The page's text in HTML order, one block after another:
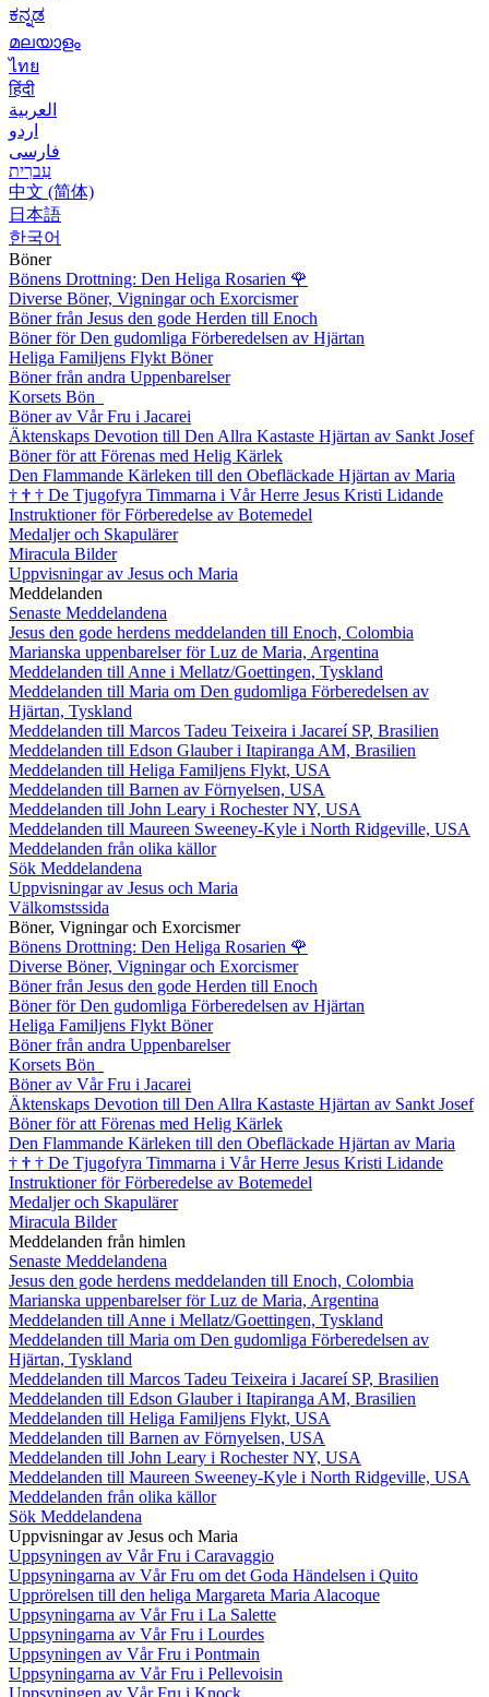
ಕನ್ನಡ
മലയാളം
ไทย
हिंदी
العربية
اردو
فارسی
עִברִית
中文 (简体)
日本語
한국어
Böner
Bönens Drottning: Den Heliga Rosarien 🌹
Diverse Böner, Vigningar och Exorcismer
Böner från Jesus den gode Herden till Enoch
Böner för Den gudomliga Förberedelsen av Hjärtan
Heliga Familjens Flykt Böner
Böner från andra Uppenbarelser
Korsets Bön
Böner av Vår Fru i Jacarei
Äktenskaps Devotion till Den Allra Kastaste Hjärtan av Sankt Josef
Böner för att Förenas med Helig Kärlek
Den Flammande Kärleken till den Obefläckade Hjärtan av Maria
† † † De Tjugofyra Timmarna i Vår Herre Jesus Kristi Lidande
Instruktioner för Förberedelse av Botemedel
Medaljer och Skapulärer
Miracula Bilder
Uppvisningar av Jesus och Maria
Meddelanden
Senaste Meddelandena
Jesus den gode herdens meddelanden till Enoch, Colombia
Marianska uppenbarelser för Luz de Maria, Argentina
Meddelanden till Anne i Mellatz/Goettingen, Tyskland
Meddelanden till Maria om Den gudomliga Förberedelsen av
Hjärtan, Tyskland
Meddelanden till Marcos Tadeu Teixeira i Jacareí SP, Brasilien
Meddelanden till Edson Glauber i Itapiranga AM, Brasilien
Meddelanden till Heliga Familjens Flykt, USA
Meddelanden till Barnen av Förnyelsen, USA
Meddelanden till John Leary i Rochester NY, USA
Meddelanden till Maureen Sweeney-Kyle i North Ridgeville, USA
Meddelanden från olika källor
Sök Meddelandena
Uppvisningar av Jesus och Maria
Välkomstssida
Böner, Vigningar och Exorcismer
Bönens Drottning: Den Heliga Rosarien 🌹
Diverse Böner, Vigningar och Exorcismer
Böner från Jesus den gode Herden till Enoch
Böner för Den gudomliga Förberedelsen av Hjärtan
Heliga Familjens Flykt Böner
Böner från andra Uppenbarelser
Korsets Bön
Böner av Vår Fru i Jacarei
Äktenskaps Devotion till Den Allra Kastaste Hjärtan av Sankt Josef
Böner för att Förenas med Helig Kärlek
Den Flammande Kärleken till den Obefläckade Hjärtan av Maria
† † † De Tjugofyra Timmarna i Vår Herre Jesus Kristi Lidande
Instruktioner för Förberedelse av Botemedel
Medaljer och Skapulärer
Miracula Bilder
Meddelanden från himlen
Senaste Meddelandena
Jesus den gode herdens meddelanden till Enoch, Colombia
Marianska uppenbarelser för Luz de Maria, Argentina
Meddelanden till Anne i Mellatz/Goettingen, Tyskland
Meddelanden till Maria om Den gudomliga Förberedelsen av
Hjärtan, Tyskland
Meddelanden till Marcos Tadeu Teixeira i Jacareí SP, Brasilien
Meddelanden till Edson Glauber i Itapiranga AM, Brasilien
Meddelanden till Heliga Familjens Flykt, USA
Meddelanden till Barnen av Förnyelsen, USA
Meddelanden till John Leary i Rochester NY, USA
Meddelanden till Maureen Sweeney-Kyle i North Ridgeville, USA
Meddelanden från olika källor
Sök Meddelandena
Uppvisningar av Jesus och Maria
Uppsyningen av Vår Fru i Caravaggio
Uppsyningarna av Vår Fru om det Goda Händelsen i Quito
Upprörelsen till den heliga Margareta Maria Alacoque
Uppsyningarna av Vår Fru i La Salette
Uppsyningarna av Vår Fru i Lourdes
Uppsyningen av Vår Fru i Pontmain
Uppsyningarna av Vår Fru i Pellevoisin
Uppsyningen av Vår Fru i Knock